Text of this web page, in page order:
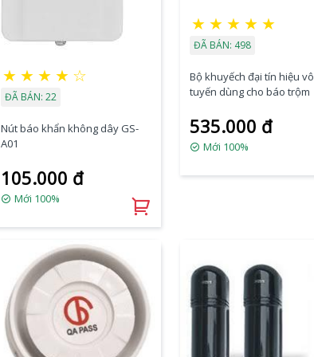
★ ★ ★ ★ ☆
ĐÃ BÁN: 22
Nút báo khẩn không dây GS-
A01
105.000 đ
Mới 100%
★ ★ ★ ★ ★
ĐÃ BÁN: 498
Bộ khuyếch đại tín hiệu vô
tuyến dùng cho báo trộm
535.000 đ
Mới 100%